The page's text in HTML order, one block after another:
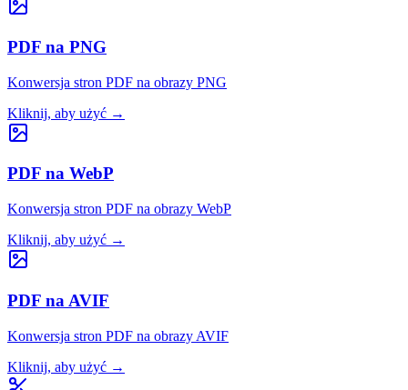
PDF na PNG
Konwersja stron PDF na obrazy PNG
Kliknij, aby użyć →
PDF na WebP
Konwersja stron PDF na obrazy WebP
Kliknij, aby użyć →
PDF na AVIF
Konwersja stron PDF na obrazy AVIF
Kliknij, aby użyć →